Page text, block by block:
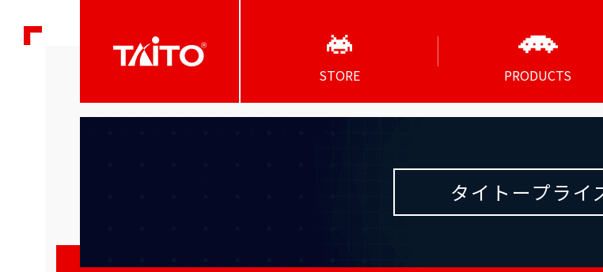
STORE PRODUCTS
タイトープライ